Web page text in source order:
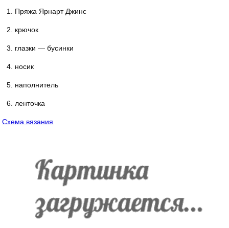
Пряжа Ярнарт Джинс
крючок
глазки — бусинки
носик
наполнитель
ленточка
Схема вязания